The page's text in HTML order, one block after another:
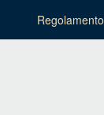
Regolamento